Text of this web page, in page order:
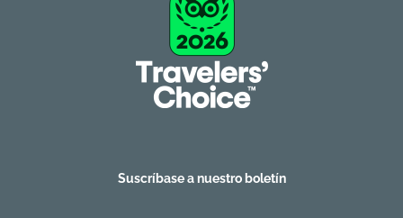
Suscríbase a nuestro boletín